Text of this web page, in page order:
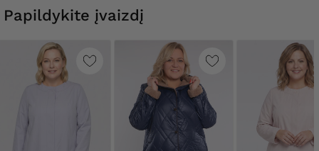
Papildykite įvaizdį